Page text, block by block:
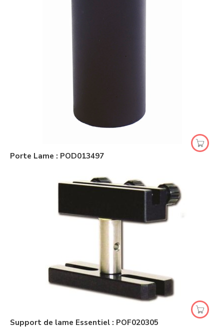
Porte Lame : POD013497
Support de lame Essentiel : POF020305